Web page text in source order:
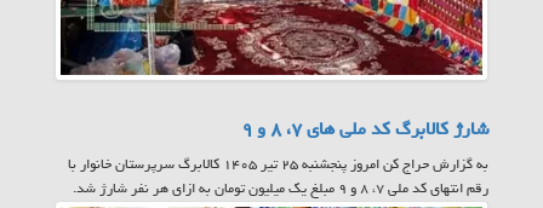
شارژ کالابرگ کد ملی های ۷، ۸ و ۹
به گزارش حراج کن امروز پنجشنبه ۲۵ تیر ۱۴۰۵ کالابرگ سرپرستان خانوار با
رقم انتهای کد ملی ۷، ۸ و ۹ مبلغ یک میلیون تومان به ازای هر نفر شارژ شد.